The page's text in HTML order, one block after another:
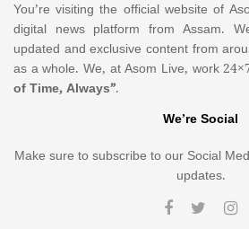
You’re visiting the official website of
digital news platform from Assam.
updated and exclusive content from
as a whole. We, at Asom Live, work
of Time, Always”.
We’re Social
Make sure to subscribe to our Social
updates.